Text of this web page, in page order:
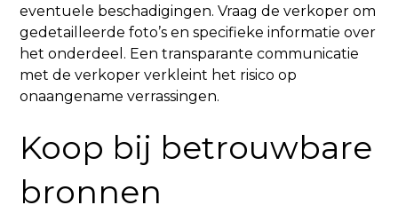
eventuele beschadigingen. Vraag de verkoper om
gedetailleerde foto’s en specifieke informatie over
het onderdeel. Een transparante communicatie
met de verkoper verkleint het risico op
onaangename verrassingen.
Koop bij betrouwbare
bronnen